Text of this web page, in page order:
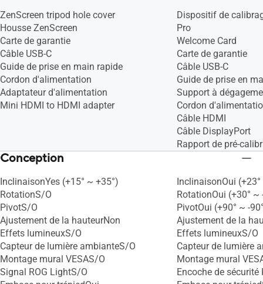
ZenScreen tripod hole cover
Housse ZenScreen
Carte de garantie
Câble USB-C
Guide de prise en main rapide
Cordon d'alimentation
Adaptateur d'alimentation
Mini HDMI to HDMI adapter
Dispositif de
Pro
Welcome Card
Carte de garantie
Câble USB-C
Guide de prise en
Support à
Cordon
Câble HDMI
Câble DisplayPort
Rapport de pré-
Conception
InclinaisonYes (+15° ~ +35°)
RotationS/O
PivotS/O
Ajustement de la hauteurNon
Effets lumineuxS/O
Capteur de lumière ambianteS/O
Montage mural VESAS/O
Signal ROG LightS/O
InclinaisonOui (+23°
RotationOui (+30° ~
PivotOui (+90° ~ -
Ajustement de la
Effets lumineuxS/O
Capteur de lumière
Montage mural
Encoche de